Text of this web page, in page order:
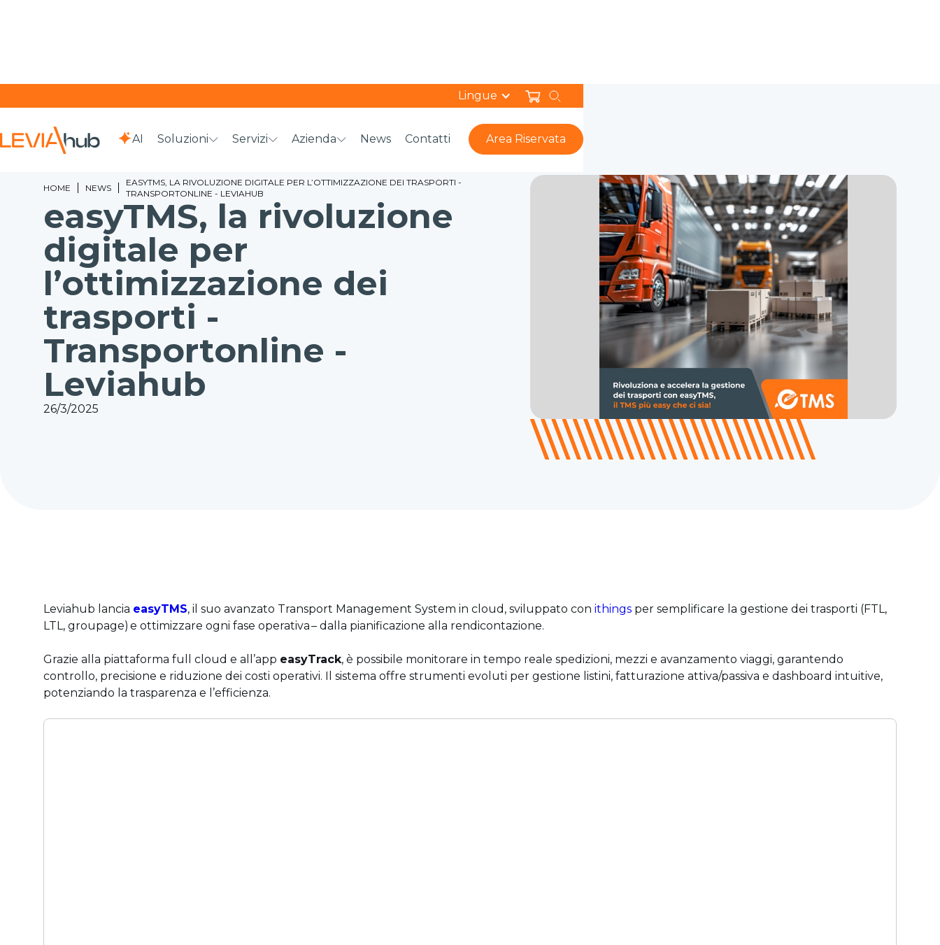
Lingue
AI Soluzioni Servizi Azienda News Contatti Area Riservata
HOME NEWS
EASYTMS, LA RIVOLUZIONE DIGITALE PER L’OTTIMIZZAZIONE DEI TRASPORTI -
TRANSPORTONLINE - LEVIAHUB
easyTMS, la rivoluzione
digitale per
l’ottimizzazione dei
trasporti -
Transportonline -
Leviahub
26/3/2025
Leviahub lancia easyTMS, il suo avanzato Transport Management System in cloud, sviluppato con ithings per semplificare la gestione dei trasporti (FTL,
LTL, groupage) e ottimizzare ogni fase operativa – dalla pianificazione alla rendicontazione.
Grazie alla piattaforma full cloud e all’app easyTrack, è possibile monitorare in tempo reale spedizioni, mezzi e avanzamento viaggi, garantendo
controllo, precisione e riduzione dei costi operativi. Il sistema offre strumenti evoluti per gestione listini, fatturazione attiva/passiva e dashboard intuitive,
potenziando la trasparenza e l’efficienza.